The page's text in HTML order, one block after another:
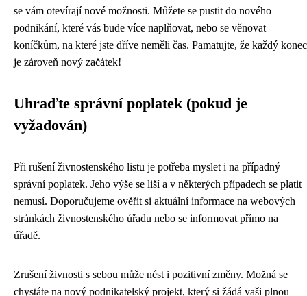
se vám otevírají nové možnosti. Můžete se pustit do nového
podnikání, které vás bude více naplňovat, nebo se věnovat
koníčkům, na které jste dříve neměli čas. Pamatujte, že každý konec
je zároveň nový začátek!
Uhraďte správní poplatek (pokud je
vyžadován)
Při rušení živnostenského listu je potřeba myslet i na případný
správní poplatek. Jeho výše se liší a v některých případech se platit
nemusí. Doporučujeme ověřit si aktuální informace na webových
stránkách živnostenského úřadu nebo se informovat přímo na
úřadě.
Zrušení živnosti s sebou může nést i pozitivní změny. Možná se
chystáte na nový podnikatelský projekt, který si žádá vaši plnou